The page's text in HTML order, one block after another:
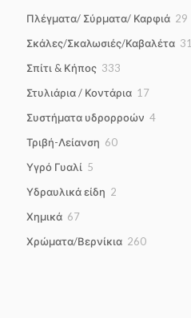
Πλέγματα/ Σύρματα/ Καρφιά 29
Σκάλες/Σκαλωσιές/Καβαλέτα 31
Σπίτι & Κήπος 333
Στυλιάρια / Κοντάρια 1717
Συστήματα υδρορροών 44
Τριβή-Λείανση 6060
Υγρό Γυαλί 5
Υδραυλικά είδη 2
Χημικά 6767
Χρώματα/Βερνίκια 260260